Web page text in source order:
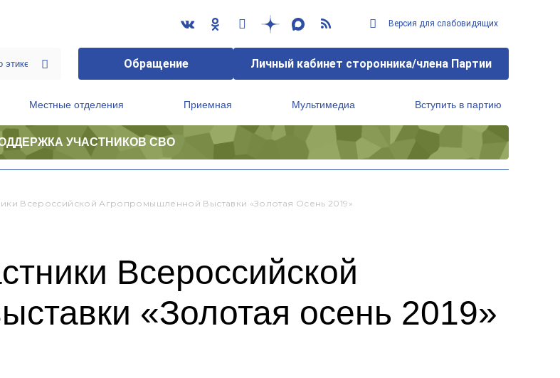
Версия для слабовидящих
Обращение Личный кабинет сторонника/члена Партии
Местные отделения Приемная Мультимедиа Вступить в партию
УЧАСТНИКОВ СВО
Всероссийской Агропромышленной Выставки «Золотая Осень 2019»
Всероссийской
«Золотая осень 2019»